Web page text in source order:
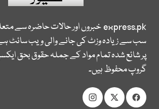
express.pkخبروں اور حالات حاضرہ سے
سب سے زیادہ وزٹ کی جانے والی ویب سائٹ
پر شائع شدہ تمام مواد کے جملہ حقوق بحق
گروپ محفوظ ہیں۔